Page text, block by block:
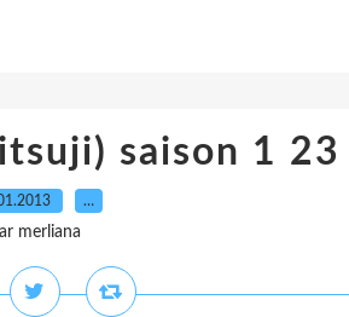
saison 1
…
merliana